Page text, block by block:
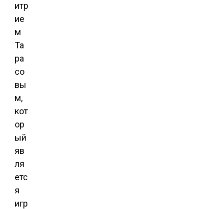
итр
ие
м
Та
ра
со
вы
м,
кот
ор
ый
яв
ля
етс
я
игр